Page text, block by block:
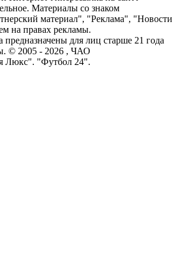
Материалы со знаком
материал", "Реклама", "Новости
на правах рекламы.
предназначены для лиц старше 21 года
© 2005 - 2026 , ЧАО
Люкс". "Футбол 24".